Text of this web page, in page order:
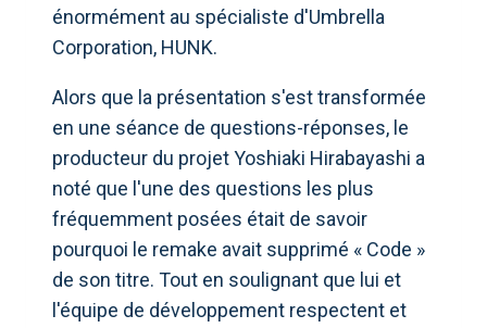
énormément au spécialiste d'Umbrella
Corporation, HUNK.
Alors que la présentation s'est transformée
en une séance de questions-réponses, le
producteur du projet Yoshiaki Hirabayashi a
noté que l'une des questions les plus
fréquemment posées était de savoir
pourquoi le remake avait supprimé « Code »
de son titre. Tout en soulignant que lui et
l'équipe de développement respectent et